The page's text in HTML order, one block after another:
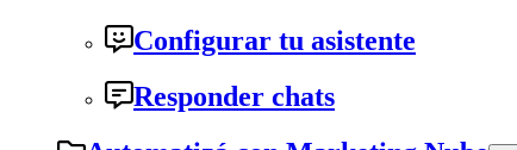
Configurar tu asistente
Responder chats